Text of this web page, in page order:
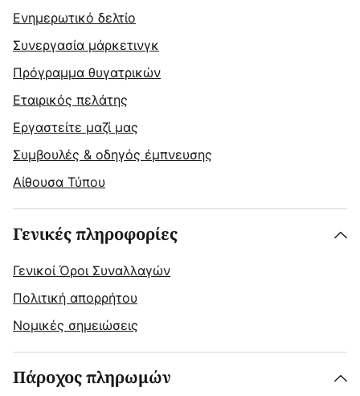
Ενημερωτικό δελτίο
Συνεργασία μάρκετινγκ
Πρόγραμμα θυγατρικών
Εταιρικός πελάτης
Εργαστείτε μαζί μας
Συμβουλές & οδηγός έμπνευσης
Αίθουσα Τύπου
Γενικές πληροφορίες
Γενικοί Όροι Συναλλαγών
Πολιτική απορρήτου
Νομικές σημειώσεις
Πάροχος πληρωμών